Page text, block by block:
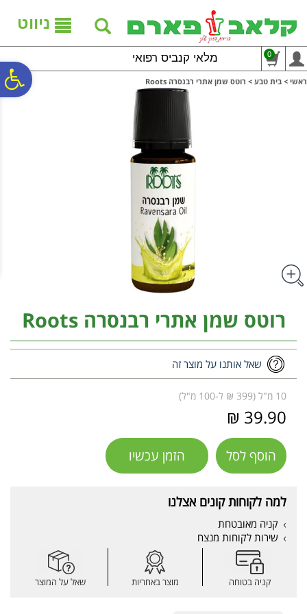
נגישות
אתר
המרכזי
ניווט
מלאי קנביס רפואי 0
ראשי > בית טבע > רוטס שמן אתרי רבנסרה Roots
רוטס שמן אתרי רבנסרה Roots
שאל אותנו על מוצר זה
10 מ"ל (399 ₪ ל-100 מ"ל)
39.90 ₪
הוסף לסל הזמן עכשיו
למה לקוחות קונים אצלנו
קניה מאובטחת
שירות לקוחות מנצח
קניה בטוחה מוצר באחריות שאל על המוצר